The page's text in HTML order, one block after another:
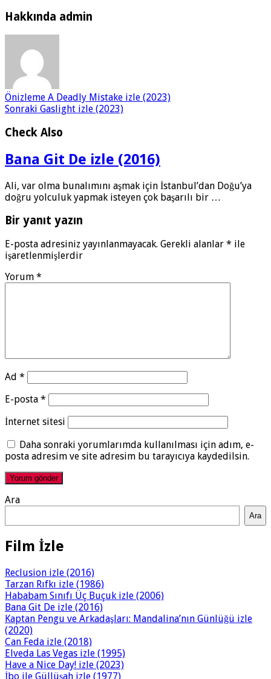
Hakkında admin
Önizleme A Deadly Mistake izle (2023)
Sonraki Gaslight izle (2023)
Check Also
Bana Git De izle (2016)
Ali, var olma bunalımını aşmak için İstanbul’dan Doğu’ya
doğru yolculuk yapmak isteyen çok başarılı bir …
Bir yanıt yazın
E-posta adresiniz yayınlanmayacak. Gerekli alanlar * ile
işaretlenmişlerdir
Yorum *
Ad *
E-posta *
İnternet sitesi
Daha sonraki yorumlarımda kullanılması için adım, e-
posta adresim ve site adresim bu tarayıcıya kaydedilsin.
Ara
Ara
Film İzle
Reclusion izle (2016)
Tarzan Rıfkı izle (1986)
Hababam Sınıfı Üç Buçuk izle (2006)
Bana Git De izle (2016)
Kaptan Pengu ve Arkadaşları: Mandalina’nın Günlüğü izle
(2020)
Can Feda izle (2018)
Elveda Las Vegas izle (1995)
Have a Nice Day! izle (2023)
İbo ile Güllüşah izle (1977)